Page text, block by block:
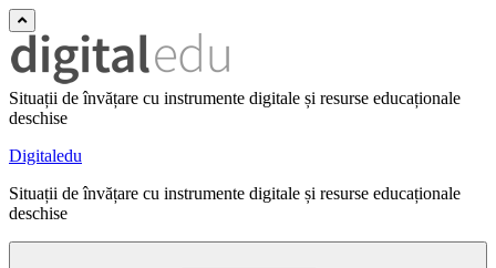
Situații de învățare cu instrumente digitale și resurse educaționale
deschise
Digitaledu
Situații de învățare cu instrumente digitale și resurse educaționale
deschise